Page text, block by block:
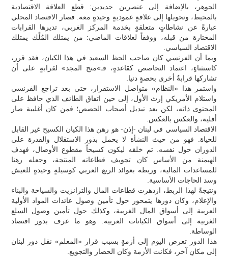
الجوهر، بالإضافة إلى عنصرين جديدين: قطع العلاقة الاقتصادية
بالمحيط، وتحويلها إلى علاقةٍ عموديةٍ وحيدةٍ معه. فصار الاقتصاد المحلي
عبارةً عن نشاطاتٍ متعلقةٍ بخدمة المركز الغربي، تديرها القرابات
المختارة من قبله، ووفقاً لعلاقات الماضي: من يمتلك المُلْك يمتلك
الاقتصاد السياسي.
وبما أن الفرنسي كان صاحب الحظ السعيد في هذا الكيان، فقد قرر،
كاستثناءٍ، اعتماد التحاصص كقاعدةٍ، فـ»منح المجد» لقرابةٍ على أن
تشاركها قرابةٌ أخرى بحصةٍ دنيا.
واستمر هذا «النظام» متواصل الاستقرار، حتى بعد تراجع الفرنسي
واستلام الأمريكي إرث الأول، إلى حين اتفاق الطائف الذي حافظ على
المحتوى ذاته، لكن بعد تبديل أصحاب الحصص؛ فمن كان أغلبية صار
أقلية، والعكس بالعكس.
الاقتصاد السياسي في لبنان -إذن- هو رهن هذا الكيان الكسيح غير القابل
للحياة. فهو من حيث النشأة لا يحمل بذور الاستقلال والقدرة على
الدوران حول نفسه. تم خلقه ليكون كسيحاً مقطوع الأوصال، فهدف
الهيمنة من الأساس كان تجويف قطاعاته المنتجة، وجعله رهنا
للمساعدات المالية، وربطه بعوائد الريع العربي كوسيلةٍ وحيدةٍ للعيش
وسد الحاجات الأساسية.
ونتيجةً لهذا الربط، ازدهرت قطاعات المال والترانزيت والسياحة والبناء
والإعلام، وكان دورها يتمحور حول تأمين وصول عائدات المواد الأولية
العربية إلى أسواق المال الغربية، وكذلك حول تأمين وصول السلع
الغربية إلى أسواق الكيانات العربية. وهو ما عرف بدور اقتصاد
الوساطة.
هذا الدور تعرض اليوم إلى أزمةٍ بسبب قرار «المعلم» نقل دور لبنان
إلى مكانٍ آخر، فكانت الأزمة وكان الحصار والتجويع.